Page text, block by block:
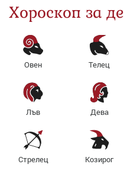
Хороскоп за
Овен Телец
Лъв Дева
Стрелец Козирог